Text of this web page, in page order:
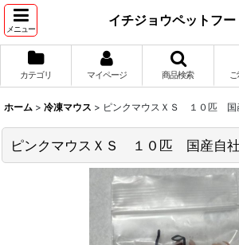
メニュー
イチジョウペットフー
カテゴリ マイページ 商品検索
ホーム > 冷凍マウス > ピンクマウスＸＳ １０匹
ピンクマウスＸＳ １０匹 国産自